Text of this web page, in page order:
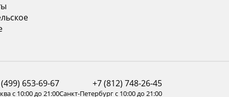
653-69-67
с 10:00 до 21:00
+7 (812) 748-26-45
Санкт-Петербург с 10:00 до 21:00